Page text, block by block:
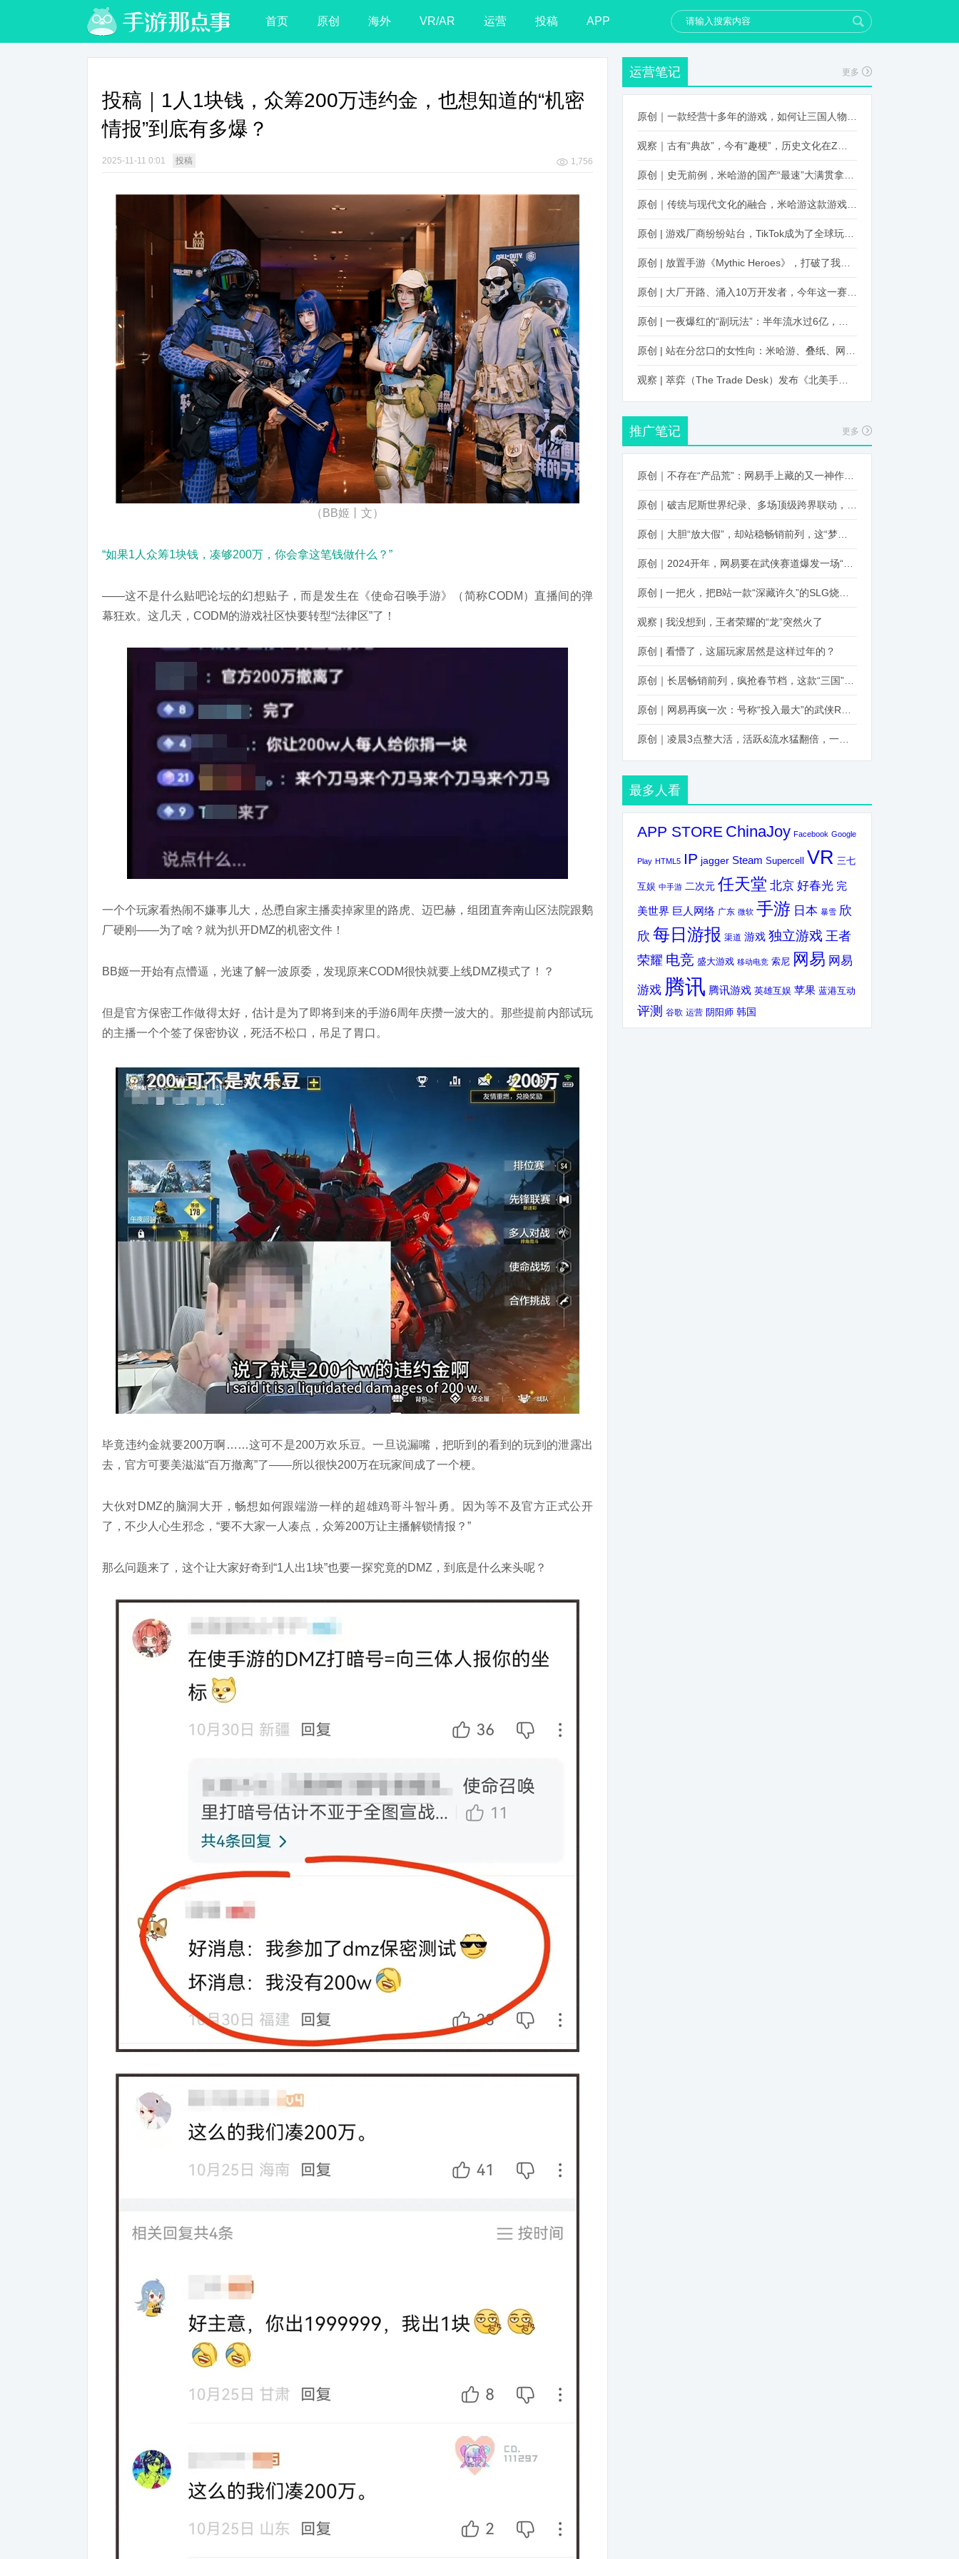
首页 原创 海外 VR/AR 运营 投稿 APP
投稿｜1人1块钱，众筹200万违约金，也想知道的“机密
情报”到底有多爆？
2025-11-11 0:01 投稿 1,756
（BB姬丨文）
“如果1人众筹1块钱，凑够200万，你会拿这笔钱做什么？”
——这不是什么贴吧论坛的幻想贴子，而是发生在《使命召唤手游》（简称CODM）直播间的弹
幕狂欢。这几天，CODM的游戏社区快要转型“法律区”了！
一个个玩家看热闹不嫌事儿大，怂恿自家主播卖掉家里的路虎、迈巴赫，组团直奔南山区法院跟鹅
厂硬刚——为了啥？就为扒开DMZ的机密文件！
BB姬一开始有点懵逼，光速了解一波原委，发现原来CODM很快就要上线DMZ模式了！？
但是官方保密工作做得太好，估计是为了即将到来的手游6周年庆攒一波大的。那些提前内部试玩
的主播一个个签了保密协议，死活不松口，吊足了胃口。
毕竟违约金就要200万啊……这可不是200万欢乐豆。一旦说漏嘴，把听到的看到的玩到的泄露出
去，官方可要美滋滋“百万撤离”了——所以很快200万在玩家间成了一个梗。
大伙对DMZ的脑洞大开，畅想如何跟端游一样的超雄鸡哥斗智斗勇。因为等不及官方正式公开
了，不少人心生邪念，“要不大家一人凑点，众筹200万让主播解锁情报？”
那么问题来了，这个让大家好奇到“1人出1块”也要一探究竟的DMZ，到底是什么来头呢？
运营笔记 更多
推广笔记 更多
观察 | 我没想到，王者荣耀的“龙”突然火了
原创 | 看懵了，这届玩家居然是这样过年的？
最多人看
APP STORE ChinaJoy Facebook Google
Play HTML5 IP jagger Steam Supercell VR 三七
互娱 中手游 二次元 任天堂 北京 好春光 完
美世界 巨人网络 广东 微软 手游 日本 暴雪 欣
欣 每日游报 渠道 游戏 独立游戏 王者
荣耀 电竞 盛大游戏 移动电竞 索尼 网易 网易
游戏 腾讯 腾讯游戏 英雄互娱 苹果 蓝港互动
评测 谷歌 运营 阴阳师 韩国